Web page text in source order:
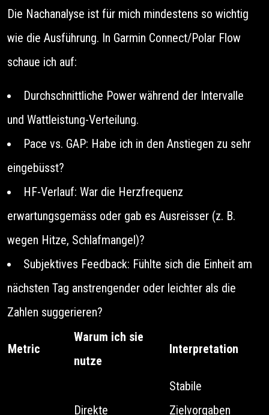
Die Nachanalyse ist für mich mindestens so wichtig
wie die Ausführung. In Garmin Connect/Polar Flow
schaue ich auf:
Durchschnittliche Power während der Intervalle
und Wattleistung-Verteilung.
Pace vs. GAP: Habe ich in den Anstiegen zu sehr
eingebüsst?
HF-Verlauf: War die Herzfrequenz
erwartungsgemäss oder gab es Ausreisser (z. B.
wegen Hitze, Schlafmangel)?
Subjektives Feedback: Fühlte sich die Einheit am
nächsten Tag anstrengender oder leichter als die
Zahlen suggerieren?
Metric
Warum ich sie
nutze
Interpretation
Direkte
Stabile
Zielvorgaben